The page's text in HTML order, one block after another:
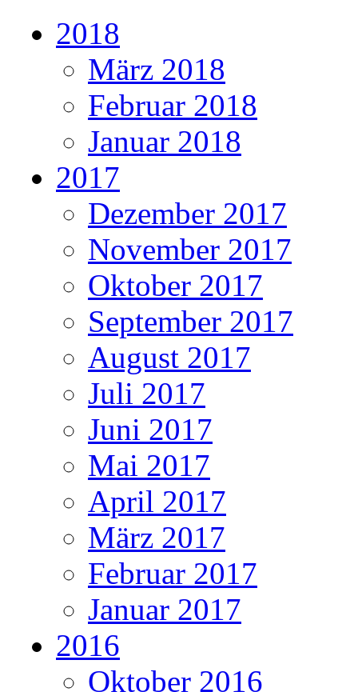
2018
März 2018
Februar 2018
Januar 2018
2017
Dezember 2017
November 2017
Oktober 2017
September 2017
August 2017
Juli 2017
Juni 2017
Mai 2017
April 2017
März 2017
Februar 2017
Januar 2017
2016
Oktober 2016